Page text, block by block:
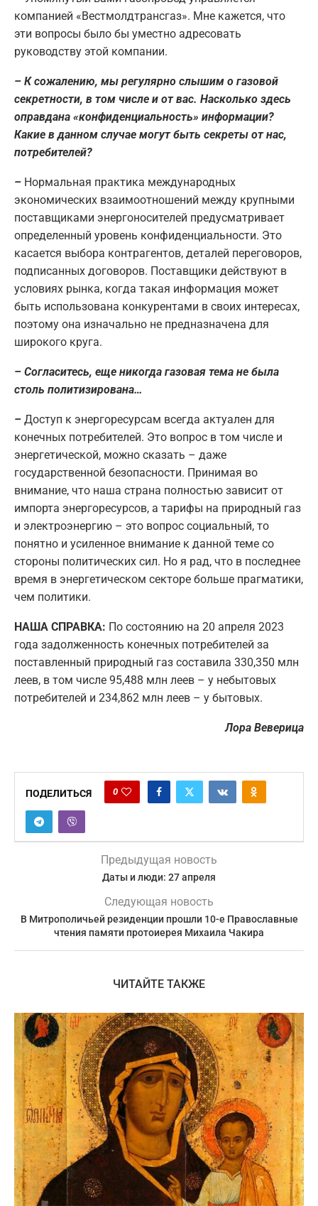
компанией «Вестмолдтрансгаз». Мне кажется, что
эти вопросы было бы уместно адресовать
руководству этой компании.
– К сожалению, мы регулярно слышим о газовой
секретности, в том числе и от вас. Насколько здесь
оправдана «конфиденциальность» информации?
Какие в данном случае могут быть секреты от нас,
потребителей?
– Нормальная практика международных
экономических взаимоотношений между крупными
поставщиками энергоносителей предусматривает
определенный уровень конфиденциальности. Это
касается выбора контрагентов, деталей переговоров,
подписанных договоров. Поставщики действуют в
условиях рынка, когда такая информация может
быть использована конкурентами в своих интересах,
поэтому она изначально не предназначена для
широкого круга.
– Согласитесь, еще никогда газовая тема не была
столь политизирована…
– Доступ к энергоресурсам всегда актуален для
конечных потребителей. Это вопрос в том числе и
энергетической, можно сказать – даже
государственной безопасности. Принимая во
внимание, что наша страна полностью зависит от
импорта энергоресурсов, а тарифы на природный газ
и электроэнергию – это вопрос социальный, то
понятно и усиленное внимание к данной теме со
стороны политических сил. Но я рад, что в последнее
время в энергетическом секторе больше прагматики,
чем политики.
НАША СПРАВКА: По состоянию на 20 апреля 2023
года задолженность конечных потребителей за
поставленный природный газ составила 330,350 млн
леев, в том числе 95,488 млн леев – у небытовых
потребителей и 234,862 млн леев – у бытовых.
Лора Веверица
ПОДЕЛИТЬСЯ 0
Предыдущая новость
Даты и люди: 27 апреля
Следующая новость
В Митрополичьей резиденции прошли 10-е Православные
чтения памяти протоиерея Михаила Чакира
ЧИТАЙТЕ ТАКЖЕ